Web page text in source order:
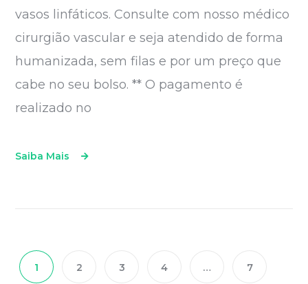
vasos linfáticos. Consulte com nosso médico
cirurgião vascular e seja atendido de forma
humanizada, sem filas e por um preço que
cabe no seu bolso. ** O pagamento é
realizado no
Saiba Mais
1 2 3 4 … 7